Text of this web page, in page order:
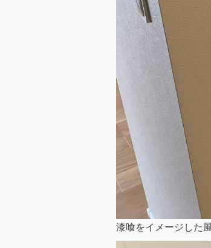
漆喰をイメージした